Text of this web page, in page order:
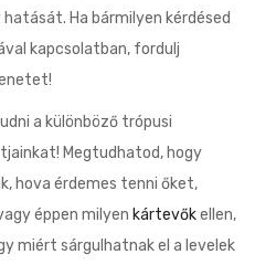
Ha bármilyen kérdésed
kapcsolatban, fordulj
a különböző trópusi
Megtudhatod, hogy
hova érdemes tenni őket,
éppen milyen kártevőkellen,
miért sárgulhatnak el a levelek